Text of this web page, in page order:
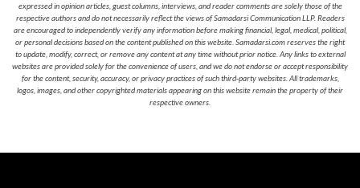
expressed in opinion articles, guest columns, interviews, and reader comments are solely those of the
respective authors and do not necessarily reflect the views of Samadarsi Communication LLP. Readers
are encouraged to independently verify any information before making financial, legal, medical, political,
or personal decisions based on the content published on this website. Samadarsi.com reserves the right
to update, modify, correct, or remove any content at any time without prior notice. Any links to external
websites are provided solely for the convenience of users, and we do not endorse or accept responsibility
for the content, security, accuracy, or privacy practices of such third-party websites. All trademarks,
logos, images, and other copyrighted materials appearing on this website remain the property of their
respective owners.